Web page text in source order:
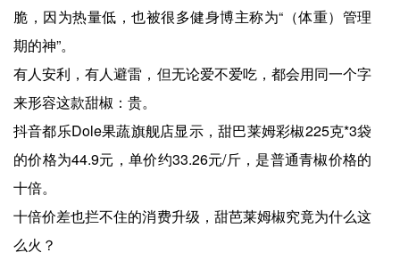
脆，因为热量低，也被很多健身博主称为“（体重）管理
期的神”。
有人安利，有人避雷，但无论爱不爱吃，都会用同一个字
来形容这款甜椒：贵。
抖音都乐Dole果蔬旗舰店显示，甜巴莱姆彩椒225克*3袋
的价格为44.9元，单价约33.26元/斤，是普通青椒价格的
十倍。
十倍价差也拦不住的消费升级，甜芭莱姆椒究竟为什么这
么火？